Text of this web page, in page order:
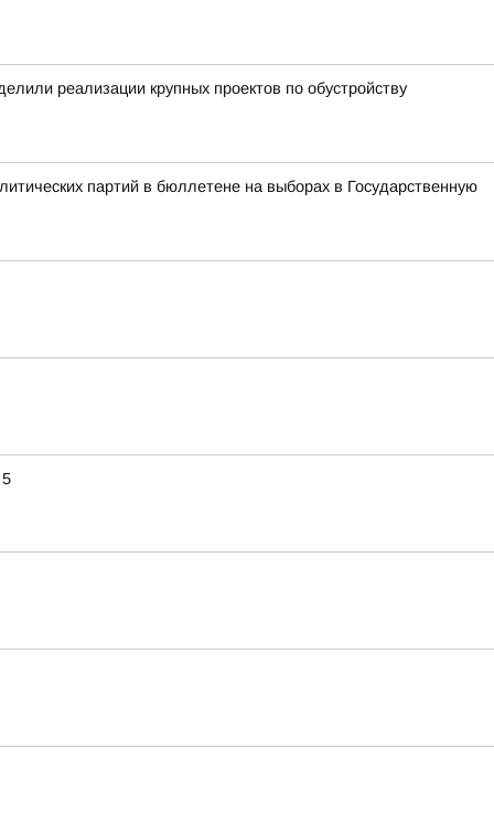
реализации крупных проектов по обустройству
партий в бюллетене на выборах в Государственную